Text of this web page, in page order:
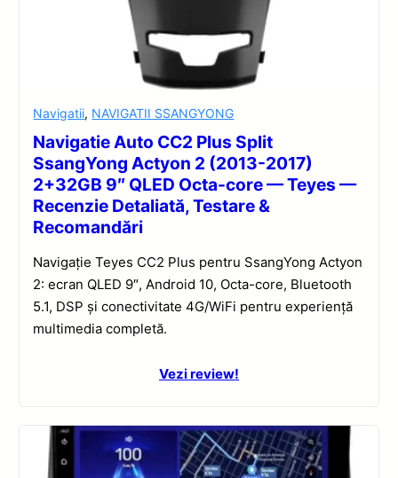
Navigatii, NAVIGATII SSANGYONG
Navigatie Auto CC2 Plus Split
SsangYong Actyon 2 (2013-2017)
2+32GB 9″ QLED Octa-core — Teyes —
Recenzie Detaliată, Testare &
Recomandări
Navigație Teyes CC2 Plus pentru SsangYong Actyon
2: ecran QLED 9″, Android 10, Octa-core, Bluetooth
5.1, DSP și conectivitate 4G/WiFi pentru experiență
multimedia completă.
Vezi review!